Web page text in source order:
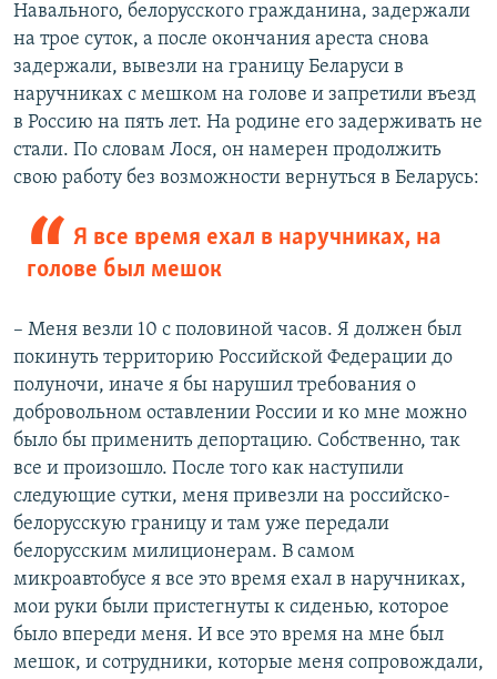
Навального, белорусского гражданина, задержали
на трое суток, а после окончания ареста снова
задержали, вывезли на границу Беларуси в
наручниках с мешком на голове и запретили въезд
в Россию на пять лет. На родине его задерживать не
стали. По словам Лося, он намерен продолжить
свою работу без возможности вернуться в Беларусь:
Я все время ехал в наручниках, на
голове был мешок
– Меня везли 10 с половиной часов. Я должен был
покинуть территорию Российской Федерации до
полуночи, иначе я бы нарушил требования о
добровольном оставлении России и ко мне можно
было бы применить депортацию. Собственно, так
все и произошло. После того как наступили
следующие сутки, меня привезли на российско-
белорусскую границу и там уже передали
белорусским милиционерам. В самом
микроавтобусе я все это время ехал в наручниках,
мои руки были пристегнуты к сиденью, которое
было впереди меня. И все это время на мне был
мешок, и сотрудники, которые меня сопровождали,